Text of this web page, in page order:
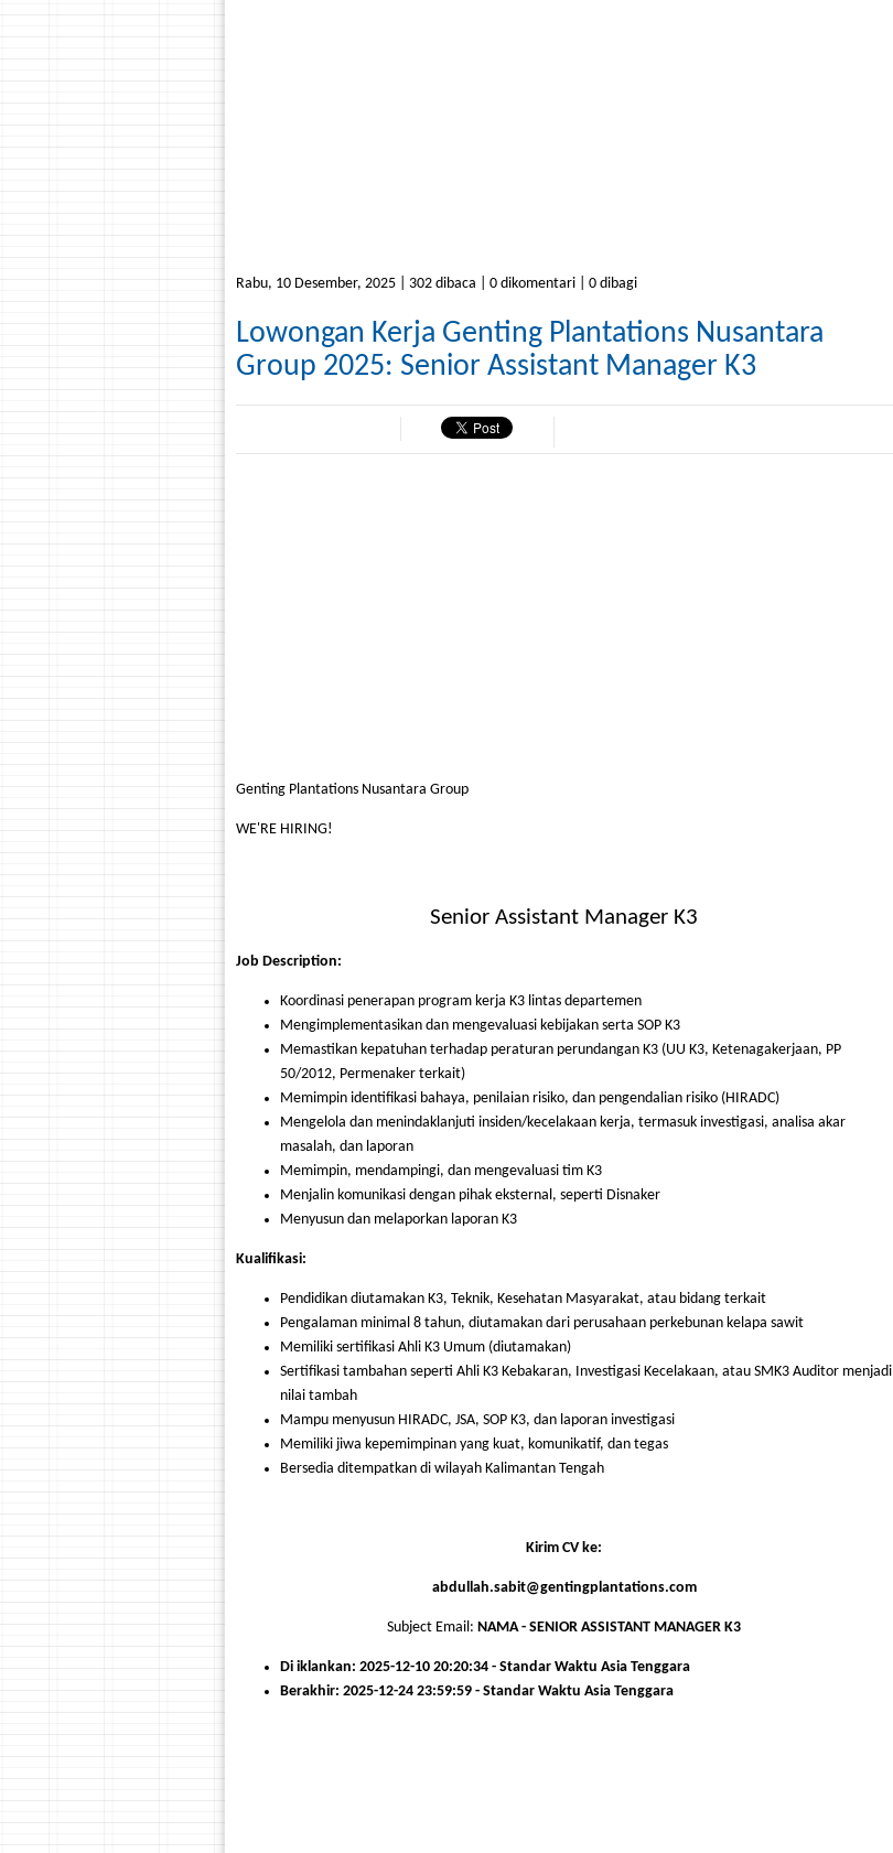
Rabu, 10 Desember, 2025 | 302 dibaca | 0 dikomentari | 0 dibagi
Lowongan Kerja Genting Plantations Nusantara
Group 2025: Senior Assistant Manager K3
Genting Plantations Nusantara Group
WE'RE HIRING!
Senior Assistant Manager K3
Job Description:
Koordinasi penerapan program kerja K3 lintas departemen
Mengimplementasikan dan mengevaluasi kebijakan serta SOP K3
Memastikan kepatuhan terhadap peraturan perundangan K3 (UU K3, Ketenagakerjaan, PP
50/2012, Permenaker terkait)
Memimpin identifikasi bahaya, penilaian risiko, dan pengendalian risiko (HIRADC)
Mengelola dan menindaklanjuti insiden/kecelakaan kerja, termasuk investigasi, analisa akar
masalah, dan laporan
Memimpin, mendampingi, dan mengevaluasi tim K3
Menjalin komunikasi dengan pihak eksternal, seperti Disnaker
Menyusun dan melaporkan laporan K3
Kualifikasi:
Pendidikan diutamakan K3, Teknik, Kesehatan Masyarakat, atau bidang terkait
Pengalaman minimal 8 tahun, diutamakan dari perusahaan perkebunan kelapa sawit
Memiliki sertifikasi Ahli K3 Umum (diutamakan)
Sertifikasi tambahan seperti Ahli K3 Kebakaran, Investigasi Kecelakaan, atau SMK3 Auditor menjadi
nilai tambah
Mampu menyusun HIRADC, JSA, SOP K3, dan laporan investigasi
Memiliki jiwa kepemimpinan yang kuat, komunikatif, dan tegas
Bersedia ditempatkan di wilayah Kalimantan Tengah
Kirim CV ke:
abdullah.sabit@gentingplantations.com
Subject Email: NAMA - SENIOR ASSISTANT MANAGER K3
Di iklankan: 2025-12-10 20:20:34 - Standar Waktu Asia Tenggara
Berakhir: 2025-12-24 23:59:59 - Standar Waktu Asia Tenggara